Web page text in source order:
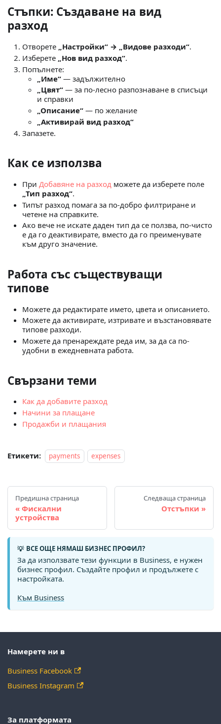
Стъпки: Създаване на вид
разход
Отворете „Настройки“ → „Видове разходи“.
Изберете
„Нов вид разход“.
Попълнете:
„Име“ — задължително
„Цвят“ — за по-лесно разпознаване в списъци
и справки
„Описание“ — по желание
„Активирай вид разход“
Запазете.
Как се използва
При Добавяне на разход можете да изберете поле
„Тип разход“.
Типът разход помага за по-добро филтриране и
четене на справките.
Ако вече не искате даден тип да се ползва, по-чисто
е да го деактивирате, вместо да го преименувате
към друго значение.
Работа със съществуващи
типове
Можете да редактирате името, цвета и описанието.
Можете да активирате, изтривате и възстановявате
типове разходи.
Можете да пренареждате реда им, за да са по-
удобни в ежедневната работа.
Свързани теми
Как да добавите разход
Начини за плащане
Продажби и плащания
Етикети: payments expenses
Предишна страница
Фискални
устройства
Следваща страница
Отстъпки
💡 ВСЕ ОЩЕ НЯМАШ БИЗНЕС ПРОФИЛ?
За да използвате тези функции в Business, е нужен
бизнес профил. Създайте профил и продължете с
настройката.
Към Business
Намерете ни в
Business Facebook
Business Instagram
За платформата